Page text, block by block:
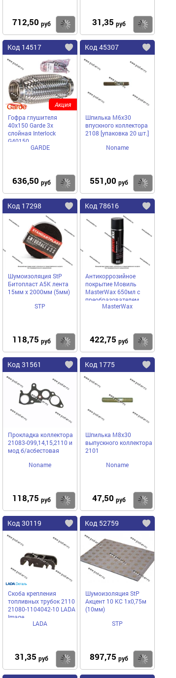
712,50 руб Купить
31,35 руб
Код 14517
Гофра глушителя
40x150 Garde 3х
слойная Interloсk
G40150
GARDE
636,50 руб Купить
Акция
Код 45307
Шпилька М6х30
впускного коллектора
2108 [упаковка 20 шт.]
Noname
551,00 руб
Код 17298
Шумоизоляция StP
Битопласт А5К лента
15мм х 2000мм (5мм)
STP
118,75 руб Купить
Код 78616
Антикоррозийное
покрытие Мовиль
MasterWax 650мл с
преобразователем
ржавчины аэрозоль
MasterWax
422,75 руб
Код 31561
Прокладка коллектора
21083-099,14,15,2110 и
мод б/асбестовая
Noname
118,75 руб Купить
Код 1775
Шпилька М8х30
выпускного коллектора
2101
Noname
47,50 руб
Код 30119
Скоба крепления
топливных трубок 2110
21080-1104042-10 LADA
Image
LADA
31,35 руб Купить
Код 52759
Шумоизоляция StP
Акцент 10 КС 1х0,75м
(10мм)
STP
897,75 руб